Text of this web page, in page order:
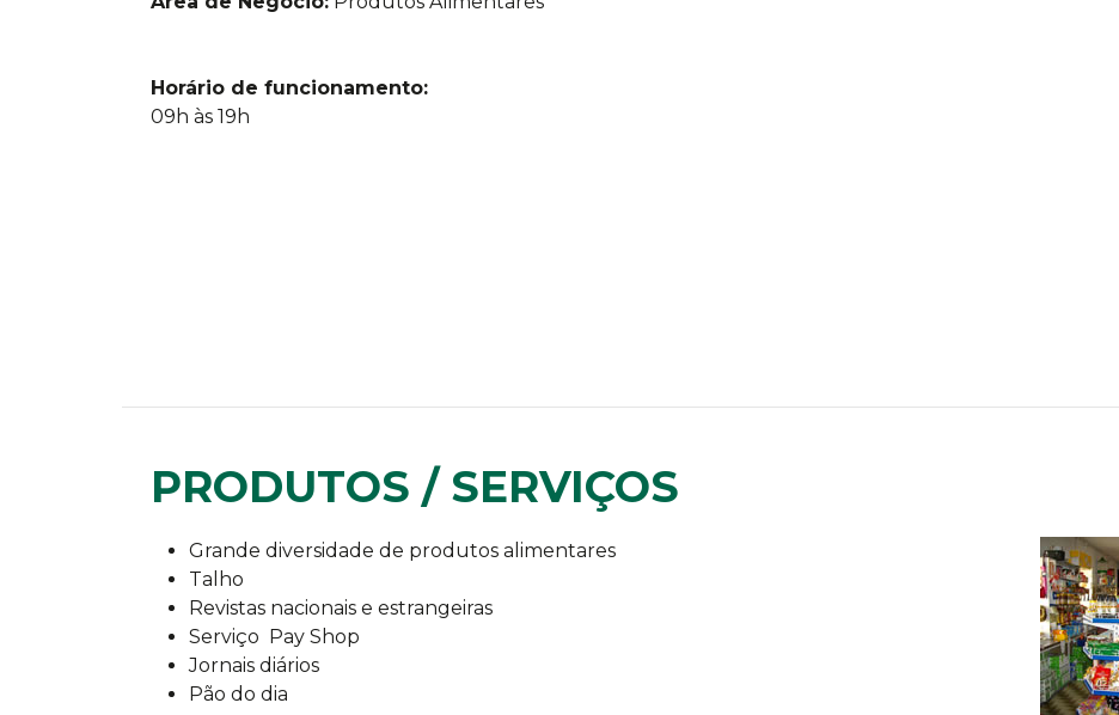
Horário de funcionamento:
09h às 19h
PRODUTOS / SERVIÇOS
Grande diversidade de produtos alimentares
Talho
Revistas nacionais e estrangeiras
Serviço Pay Shop
Jornais diários
Pão do dia